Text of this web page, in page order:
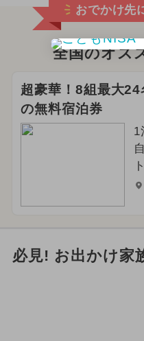
おでかけ先
全国のオス
超豪華！8組最大
の無料宿泊券
1
必見! お出かけ家